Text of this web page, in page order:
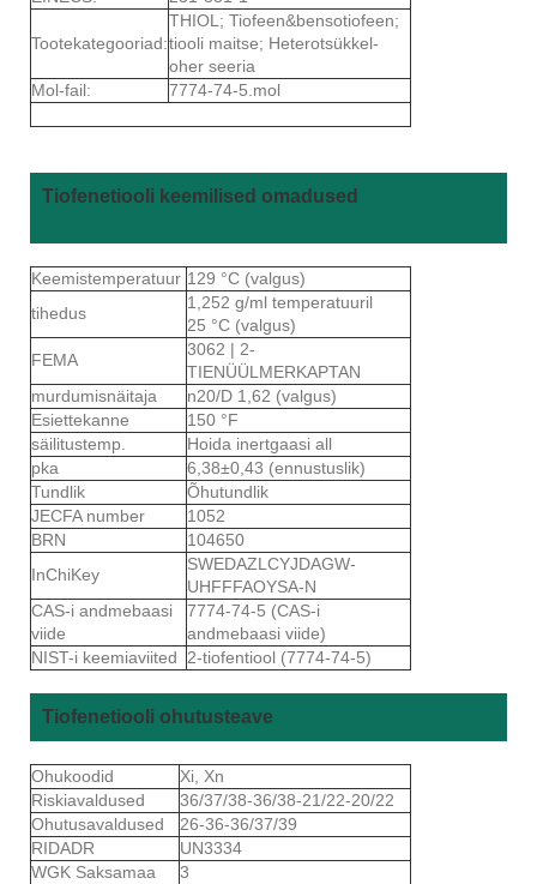
Tootekategooriad:
THIOL; Tiofeen&bensotiofeen;
tiooli maitse; Heterotsükkel-
oher seeria
Mol-fail:
7774-74-5.mol
Tiofenetiooli keemilised omadused
Keemistemperatuur 129 °C (valgus)
tihedus
1,252 g/ml temperatuuril
25 °C (valgus)
FEMA
3062 | 2-
TIENÜÜLMERKAPTAN
murdumisnäitaja
n20/D 1,62 (valgus)
Esiettekanne
150 °F
säilitustemp.
Hoida inertgaasi all
pka
6,38±0,43 (ennustuslik)
Tundlik
Õhutundlik
JECFA number
1052
BRN
104650
InChiKey
SWEDAZLCYJDAGW-
UHFFFAOYSA-N
CAS-i andmebaasi
viide
7774-74-5 (CAS-i
andmebaasi viide)
NIST-i keemiaviited
2-tiofentiool (7774-74-5)
Tiofenetiooli ohutusteave
Ohukoodid
Xi, Xn
Riskiavaldused
36/37/38-36/38-21/22-20/22
Ohutusavaldused
26-36-36/37/39
RIDADR
UN3334
WGK Saksamaa
3